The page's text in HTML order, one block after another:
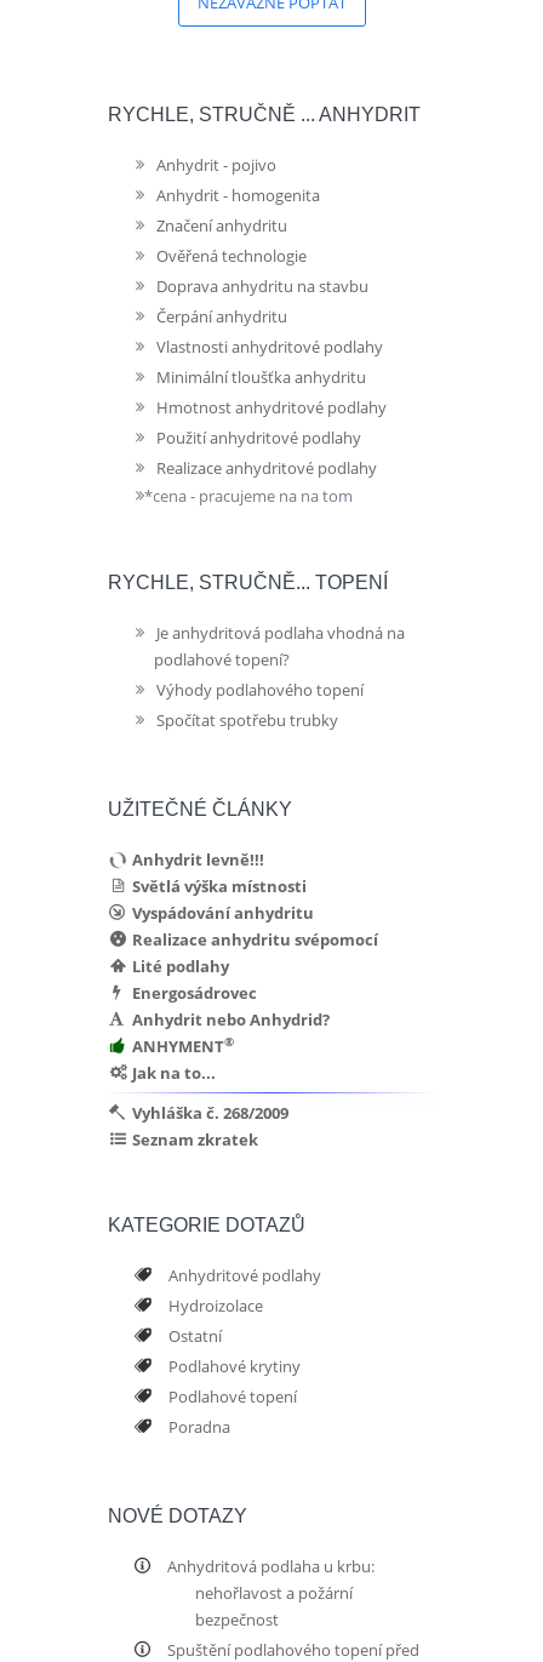
RYCHLE, STRUČNĚ ... ANHYDRIT
Anhydrit - pojivo
Anhydrit - homogenita
Značení anhydritu
Ověřená technologie
Doprava anhydritu na stavbu
Čerpání anhydritu
Vlastnosti anhydritové podlahy
Minimální tloušťka anhydritu
Hmotnost anhydritové podlahy
Použití anhydritové podlahy
Realizace anhydritové podlahy
*cena - pracujeme na na tom
RYCHLE, STRUČNĚ... TOPENÍ
Je anhydritová podlaha vhodná na
podlahové topení?
Výhody podlahového topení
Spočítat spotřebu trubky
UŽITEČNÉ ČLÁNKY
Anhydrit levně!!!
Světlá výška místnosti
Vyspádování anhydritu
Realizace anhydritu svépomocí
Lité podlahy
Energosádrovec
Anhydrit nebo Anhydrid?
ANHYMENT®
Jak na to...
Vyhláška č. 268/2009
Seznam zkratek
KATEGORIE DOTAZŮ
Anhydritové podlahy
Hydroizolace
Ostatní
Podlahové krytiny
Podlahové topení
Poradna
NOVÉ DOTAZY
Anhydritová podlaha u krbu:
nehořlavost a požární
bezpečnost
Spuštění podlahového topení před